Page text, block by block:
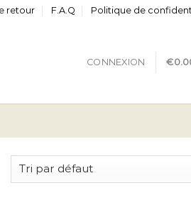
retour F.A.Q Politique de
CONNEXION €